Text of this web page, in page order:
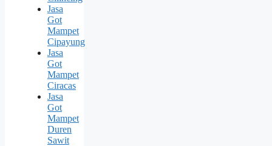
Jasa
Got
Mampet
Cipayung
Jasa
Got
Mampet
Ciracas
Jasa
Got
Mampet
Duren
Sawit